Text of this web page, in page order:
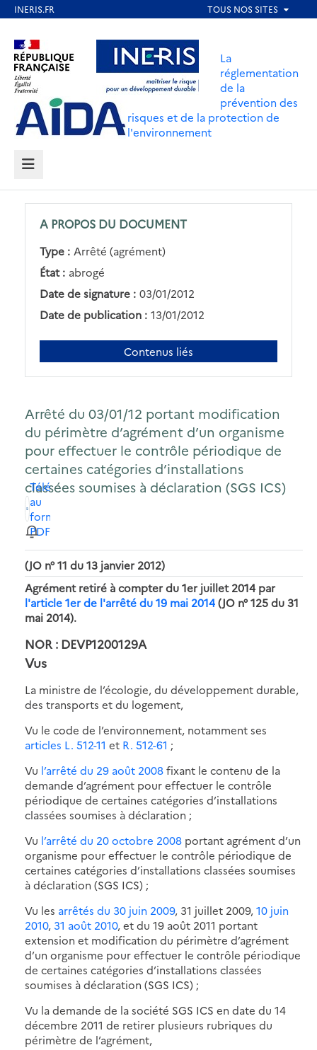
contenu
principal
Aller au contenu Aller au menu
Aller au pied de page
La
réglementation
de la
prévention des
risques et de la protection de
l'environnement
MENU
A PROPOS DU DOCUMENT
Type : Arrêté (agrément)
État : abrogé
Date de signature : 03/01/2012
Date de publication : 13/01/2012
Contenus liés
Arrêté du 03/01/12 portant modification
du périmètre d’agrément d’un organisme
pour effectuer le contrôle périodique de
certaines catégories d’installations
classées soumises à déclaration (SGS ICS)
Télécharger
au
format
PDF
(JO n° 11 du 13 janvier 2012)
Agrément retiré à compter du 1er juillet 2014 par
l'article 1er de l'arrêté du 19 mai 2014(JO n° 125 du 31
mai 2014).
NOR : DEVP1200129A
Vus
La ministre de l’écologie, du développement durable,
des transports et du logement,
Vu le code de l’environnement, notamment ses
articles L. 512-11 et R. 512-61 ;
Vu l’arrêté du 29 août 2008fixant le contenu de la
demande d’agrément pour effectuer le contrôle
périodique de certaines catégories d’installations
classées soumises à déclaration ;
Vu l’arrêté du 20 octobre 2008 portant agrément d’un
organisme pour effectuer le contrôle périodique de
certaines catégories d’installations classées soumises
à déclaration (SGS ICS) ;
Vu les arrêtés du 30 juin 2009, 31 juillet 2009,10 juin
2010, 31 août 2010, et du 19 août 2011 portant
extension et modification du périmètre d’agrément
d’un organisme pour effectuer le contrôle périodique
de certaines catégories d’installations classées
soumises à déclaration (SGS ICS) ;
Vu la demande de la société SGS ICS en date du 14
décembre 2011 de retirer plusieurs rubriques du
périmètre de l’agrément,